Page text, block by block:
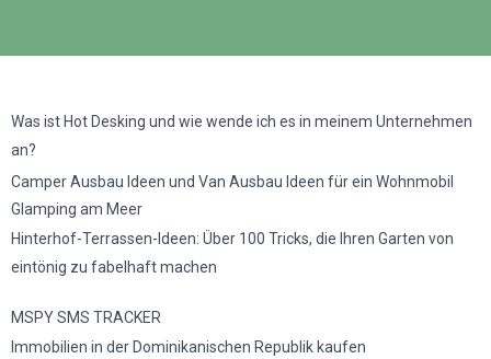
Was ist Hot Desking und wie wende ich es in meinem Unternehmen
an?
Camper Ausbau Ideen und Van Ausbau Ideen für ein Wohnmobil
Glamping am Meer
Hinterhof-Terrassen-Ideen: Über 100 Tricks, die Ihren Garten von
eintönig zu fabelhaft machen
MSPY SMS TRACKER
Immobilien in der Dominikanischen Republik kaufen